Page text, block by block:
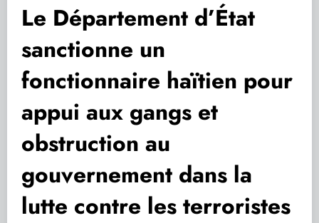
Le Département d’État
sanctionne un
fonctionnaire haïtien pour
appui aux gangs et
obstruction au
gouvernement dans la
lutte contre les terroristes